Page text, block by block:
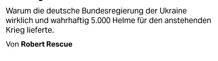
Warum die deutsche Bundesregierung der Ukraine
wirklich und wahrhaftig 5.000 Helme für den anstehenden
Krieg lieferte.
Von Robert Rescue